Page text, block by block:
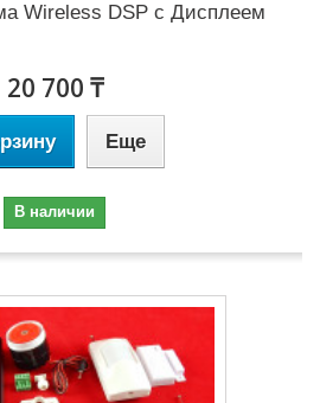
Wireless DSP с Дисплеем
20 700 ₸
Еще
В наличии